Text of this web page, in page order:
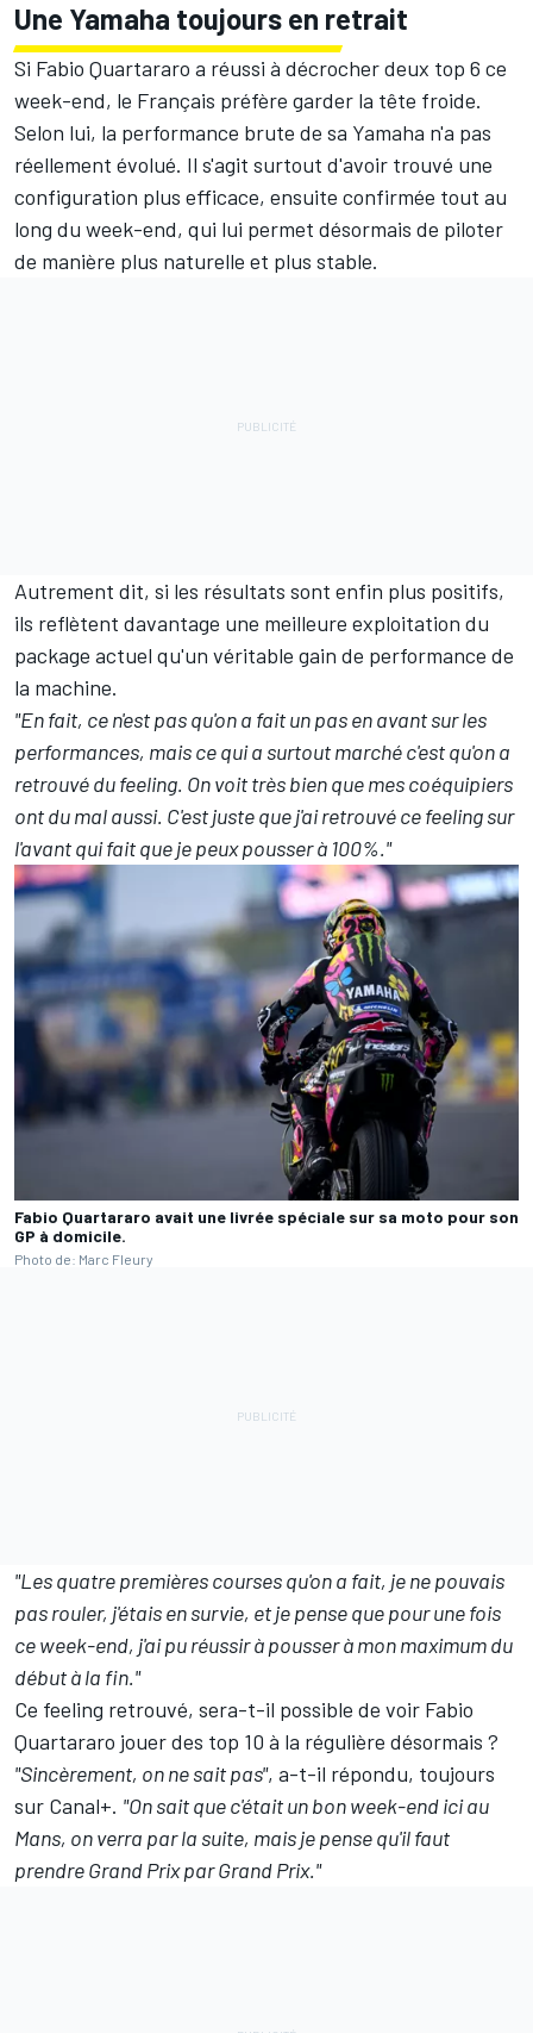
Une Yamaha toujours en retrait
Si Fabio Quartararo a réussi à décrocher deux top 6 ce
week-end, le Français préfère garder la tête froide.
Selon lui, la performance brute de sa Yamaha n'a pas
réellement évolué. Il s'agit surtout d'avoir trouvé une
configuration plus efficace, ensuite confirmée tout au
long du week-end, qui lui permet désormais de piloter
de manière plus naturelle et plus stable.
Autrement dit, si les résultats sont enfin plus positifs,
ils reflètent davantage une meilleure exploitation du
package actuel qu'un véritable gain de performance de
la machine.
"En fait, ce n'est pas qu'on a fait un pas en avant sur les
performances, mais ce qui a surtout marché c'est qu'on a
retrouvé du feeling. On voit très bien que mes coéquipiers
ont du mal aussi. C'est juste que j'ai retrouvé ce feeling sur
l'avant qui fait que je peux pousser à 100%."
Fabio Quartararo avait une livrée spéciale sur sa moto pour son
GP à domicile.
Photo de: Marc Fleury
"Les quatre premières courses qu'on a fait, je ne pouvais
pas rouler, j'étais en survie, et je pense que pour une fois
ce week-end, j'ai pu réussir à pousser à mon maximum du
début à la fin."
Ce feeling retrouvé, sera-t-il possible de voir Fabio
Quartararo jouer des top 10 à la régulière désormais ?
"Sincèrement, on ne sait pas", a-t-il répondu, toujours
sur Canal+. "On sait que c'était un bon week-end ici au
Mans, on verra par la suite, mais je pense qu'il faut
prendre Grand Prix par Grand Prix."